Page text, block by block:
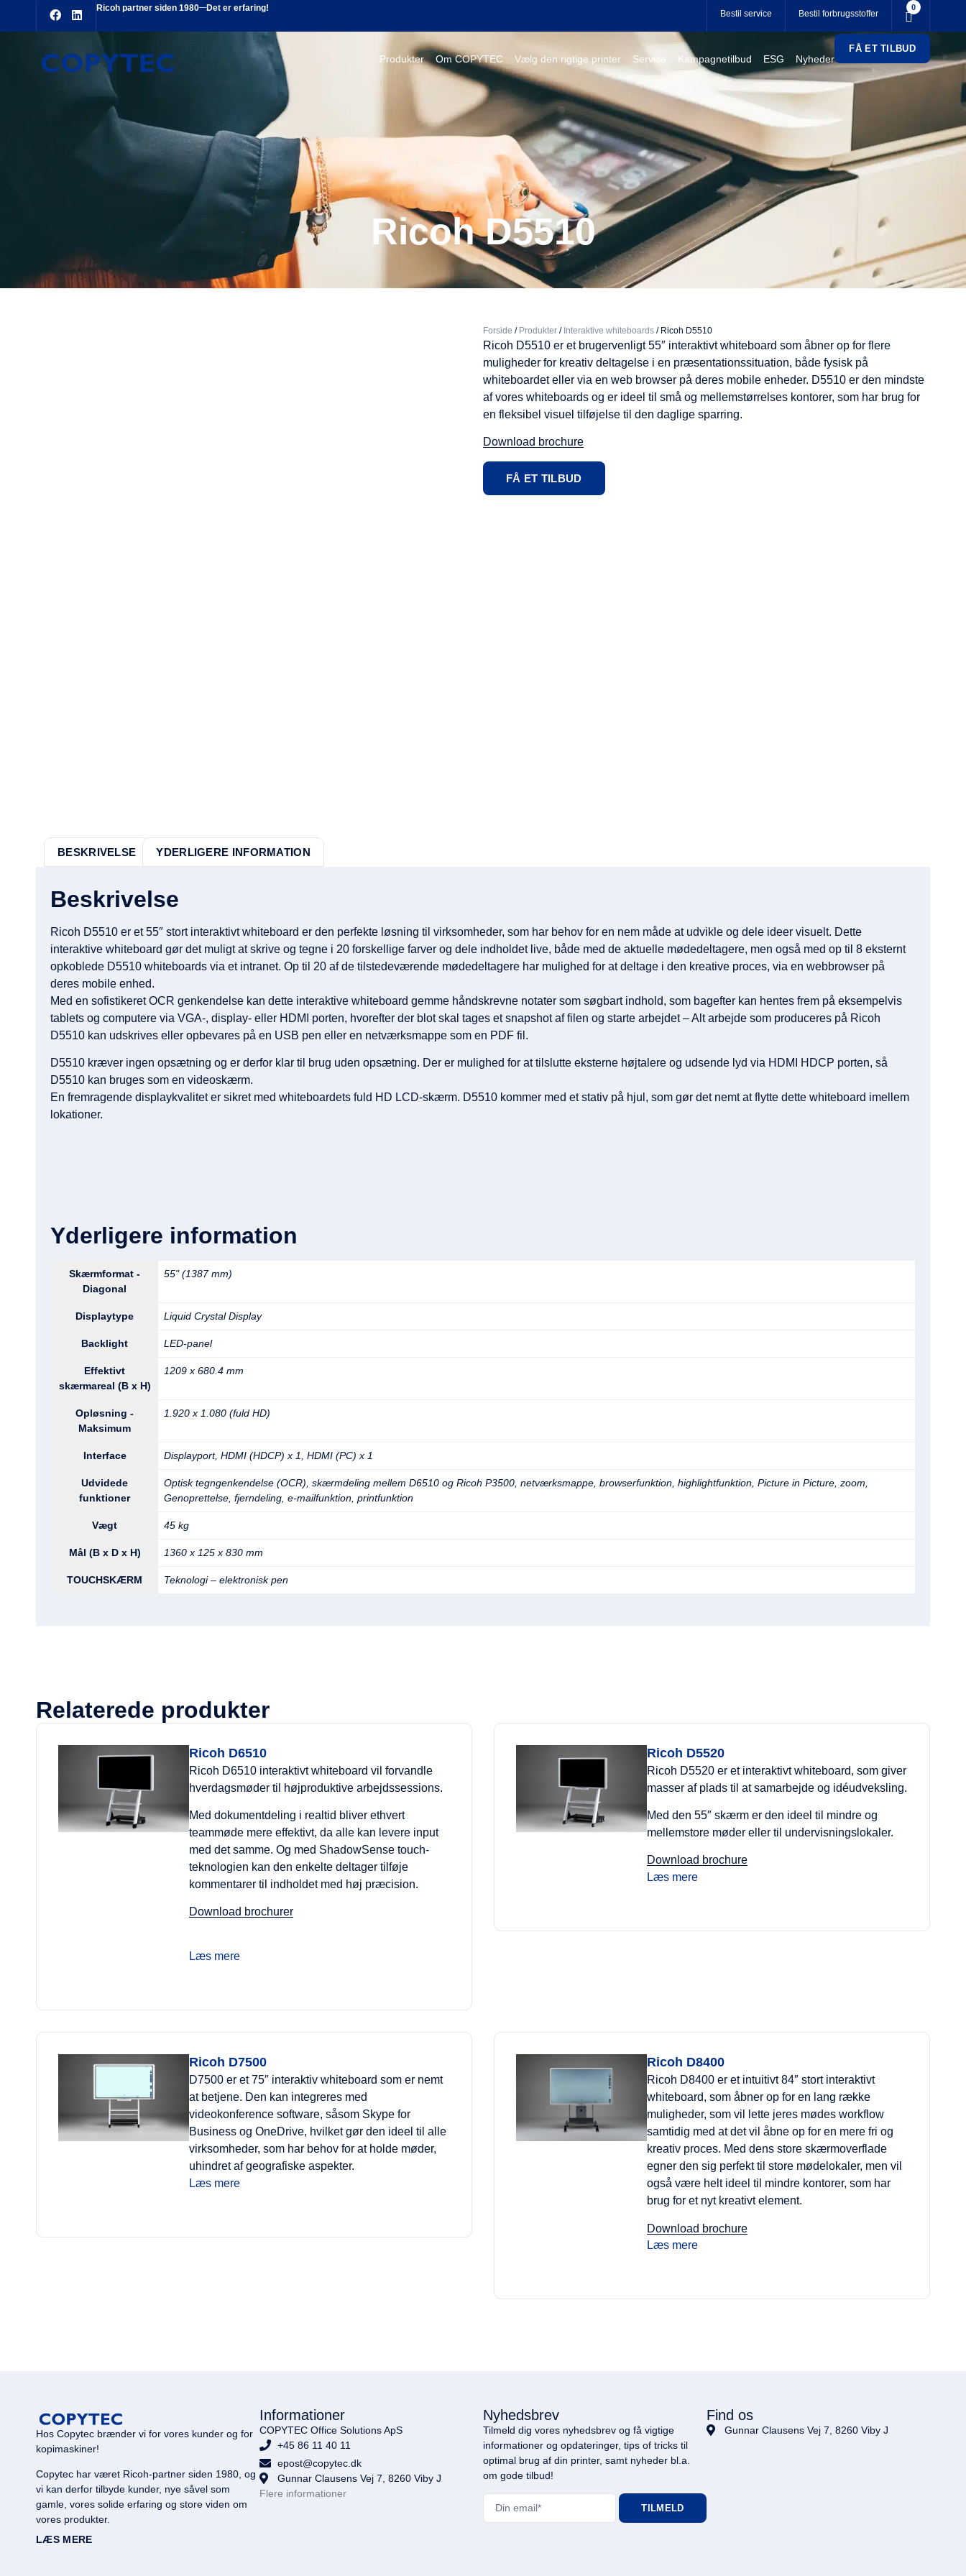
Ricoh partner siden 1980 Det er erfaring!
Bestil service Bestil forbrugsstoffer
0
Your cart is empty.
Subtotal:
0,00
Produkter Om COPYTEC Vælg den rigtige printer Service Kampagnetilbud ESG Nyheder
FÅ ET TILBUD
Ricoh D5510
Forside / Produkter / Interaktive whiteboards / Ricoh D5510
Ricoh D5510 er et brugervenligt 55″ interaktivt whiteboard som åbner op for flere
muligheder for kreativ deltagelse i en præsentationssituation, både fysisk på
whiteboardet eller via en web browser på deres mobile enheder. D5510 er den mindste
af vores whiteboards og er ideel til små og mellemstørrelses kontorer, som har brug for
en fleksibel visuel tilføjelse til den daglige sparring.
Download brochure
FÅ ET TILBUD
BESKRIVELSE YDERLIGERE INFORMATION
Beskrivelse
Ricoh D5510 er et 55″ stort interaktivt whiteboard er den perfekte løsning til virksomheder, som har behov for en nem måde at udvikle og dele ideer visuelt. Dette
interaktive whiteboard gør det muligt at skrive og tegne i 20 forskellige farver og dele indholdet live, både med de aktuelle mødedeltagere, men også med op til 8 eksternt
opkoblede D5510 whiteboards via et intranet. Op til 20 af de tilstedeværende mødedeltagere har mulighed for at deltage i den kreative proces, via en webbrowser på
deres mobile enhed.
Med en sofistikeret OCR genkendelse kan dette interaktive whiteboard gemme håndskrevne notater som søgbart indhold, som bagefter kan hentes frem på eksempelvis
tablets og computere via VGA-, display- eller HDMI porten, hvorefter der blot skal tages et snapshot af filen og starte arbejdet – Alt arbejde som produceres på Ricoh
D5510 kan udskrives eller opbevares på en USB pen eller en netværksmappe som en PDF fil.
D5510 kræver ingen opsætning og er derfor klar til brug uden opsætning. Der er mulighed for at tilslutte eksterne højtalere og udsende lyd via HDMI HDCP porten, så
D5510 kan bruges som en videoskærm.
En fremragende displaykvalitet er sikret med whiteboardets fuld HD LCD-skærm. D5510 kommer med et stativ på hjul, som gør det nemt at flytte dette whiteboard imellem
lokationer.
Yderligere information
Skærmformat -
Diagonal
55" (1387 mm)
Displaytype Liquid Crystal Display
Backlight LED-panel
Effektivt
skærmareal (B x H)
1209 x 680.4 mm
Opløsning -
Maksimum
1.920 x 1.080 (fuld HD)
Interface Displayport, HDMI (HDCP) x 1, HDMI (PC) x 1
Udvidede
funktioner
Optisk tegngenkendelse (OCR), skærmdeling mellem D6510 og Ricoh P3500, netværksmappe, browserfunktion, highlightfunktion, Picture in Picture, zoom,
Genoprettelse, fjerndeling, e-mailfunktion, printfunktion
Vægt 45 kg
Mål (B x D x H) 1360 x 125 x 830 mm
TOUCHSKÆRM Teknologi – elektronisk pen
Relaterede produkter
Ricoh D6510
Ricoh D6510 interaktivt whiteboard vil forvandle
hverdagsmøder til højproduktive arbejdssessions.
Med dokumentdeling i realtid bliver ethvert
teammøde mere effektivt, da alle kan levere input
med det samme. Og med ShadowSense touch-
teknologien kan den enkelte deltager tilføje
kommentarer til indholdet med høj præcision.
Download brochurer
Læs mere
Ricoh D5520
Ricoh D5520 er et interaktivt whiteboard, som giver
masser af plads til at samarbejde og idéudveksling.
Med den 55″ skærm er den ideel til mindre og
mellemstore møder eller til undervisningslokaler.
Download brochure
Læs mere
Ricoh D7500
D7500 er et 75″ interaktiv whiteboard som er nemt
at betjene. Den kan integreres med
videokonference software, såsom Skype for
Business og OneDrive, hvilket gør den ideel til alle
virksomheder, som har behov for at holde møder,
uhindret af geografiske aspekter.
Læs mere
Ricoh D8400
Ricoh D8400 er et intuitivt 84″ stort interaktivt
whiteboard, som åbner op for en lang række
muligheder, som vil lette jeres mødes workflow
samtidig med at det vil åbne op for en mere fri og
kreativ proces. Med dens store skærmoverflade
egner den sig perfekt til store mødelokaler, men vil
også være helt ideel til mindre kontorer, som har
brug for et nyt kreativt element.
Download brochure
Læs mere
Hos Copytec brænder vi for vores kunder og for
kopimaskiner!
Copytec har været Ricoh-partner siden 1980, og
vi kan derfor tilbyde kunder, nye såvel som
gamle, vores solide erfaring og store viden om
vores produkter.
LÆS MERE
Informationer
COPYTEC Office Solutions ApS
+45 86 11 40 11
epost@copytec.dk
Gunnar Clausens Vej 7, 8260 Viby J
Flere informationer
Nyhedsbrev
Tilmeld dig vores nyhedsbrev og få vigtige
informationer og opdateringer, tips of tricks til
optimal brug af din printer, samt nyheder bl.a.
om gode tilbud!
TILMELD
Find os
Gunnar Clausens Vej 7, 8260 Viby J